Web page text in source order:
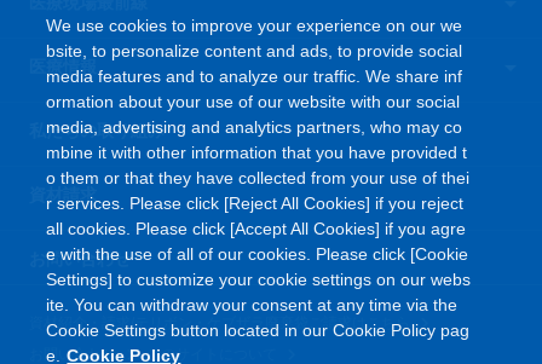
医療情報
私たちの取り組み
資材請求
お問い合わせ
資材紹介・請求/テリボン・ケブザラ廃棄袋ご請求はこちら
お問い合わせ このサイトについて
We use cookies to improve your experience on our we
bsite, to personalize content and ads, to provide social
media features and to analyze our traffic. We share inf
ormation about your use of our website with our social
media, advertising and analytics partners, who may co
mbine it with other information that you have provided t
o them or that they have collected from your use of thei
r services. Please click [Reject All Cookies] if you reject
all cookies. Please click [Accept All Cookies] if you agre
e with the use of all of our cookies. Please click [Cookie
Settings] to customize your cookie settings on our webs
ite. You can withdraw your consent at any time via the
Cookie Settings button located in our Cookie Policy pag
e. Cookie Policy